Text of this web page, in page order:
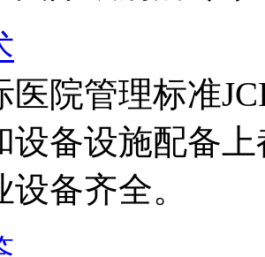
医院管理标准
设备设施配备
备齐全。